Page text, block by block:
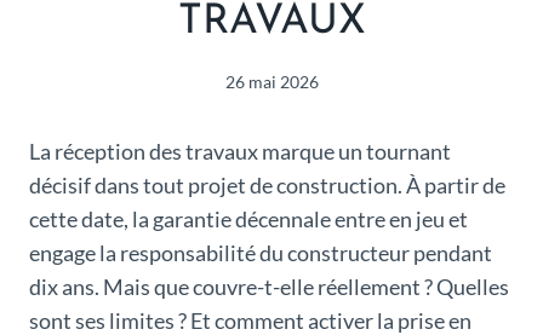
TRAVAUX
26 mai 2026
La réception des travaux marque un tournant
décisif dans tout projet de construction. À partir de
cette date, la garantie décennale entre en jeu et
engage la responsabilité du constructeur pendant
dix ans. Mais que couvre-t-elle réellement ? Quelles
sont ses limites ? Et comment activer la prise en